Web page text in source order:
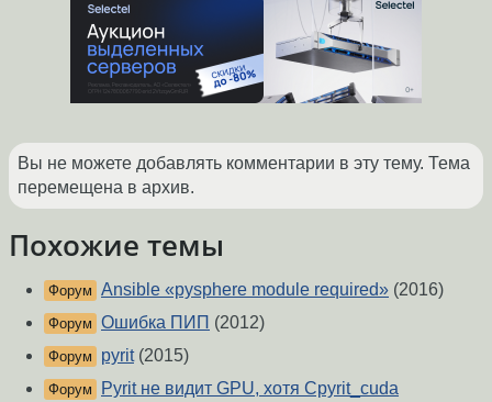
Вы не можете добавлять комментарии в эту тему. Тема
перемещена в архив.
Похожие темы
Форум Ansible «pysphere module required» (2016)
Форум Ошибка ПИП (2012)
Форум pyrit(2015)
Форум
Pyrit не видит GPU, хотя Cpyrit_cuda